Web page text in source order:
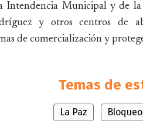
Intendencia Municipal y de
y otros centros de
de comercialización y
Temas de
La Paz Bloqueo